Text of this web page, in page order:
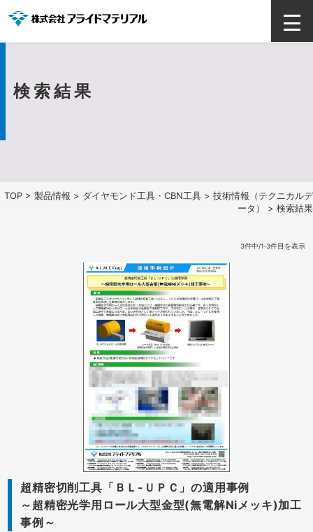
検索結果
TOP > 製品情報 > ダイヤモンド工具・CBN工具 > 技術情報（テクニカルデ
ータ）
> 検索結果
3件中/1-3件目を表示
超精密切削工具「ＢＬ-ＵＰＣ」の適用事例
～超精密光学用ロール大型金型(無電解Niメッキ)加工
事例～